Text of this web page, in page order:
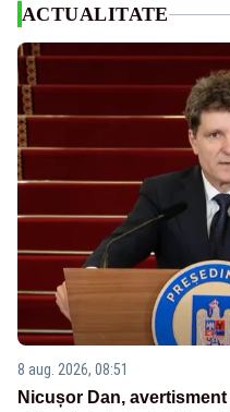
ACTUALITATE
8 aug. 2026, 08:51
Nicușor Dan,